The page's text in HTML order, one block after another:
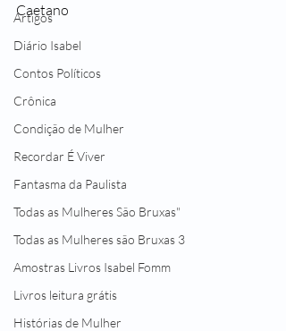
Artigos
Diário Isabel
Contos Políticos
Crônica
Condição de Mulher
Recordar É Viver
Fantasma da Paulista
Todas as Mulheres São Bruxas"
Todas as Mulheres são Bruxas 3
Amostras Livros Isabel Fomm
Livros leitura grátis
Histórias de Mulher
Caetano